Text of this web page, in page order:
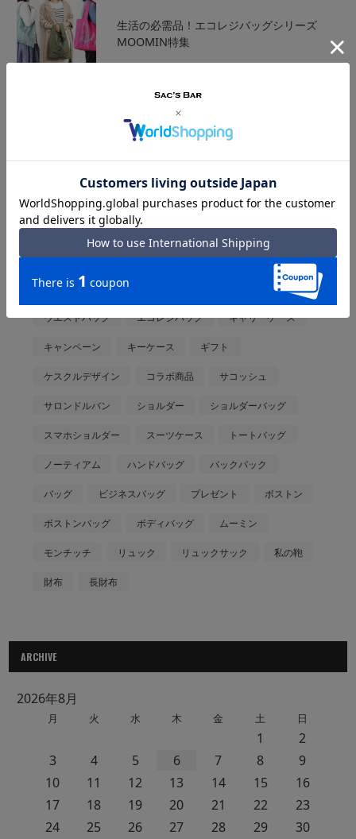
生活の必需品！エコレジバッグシリーズ
MOOMIN特集
TAG CLOUD
2wayショルダー 2WAYトート efffy
FICCEBRAVE HIGI kissora NAUGHTIAM
Orobianco Plug PORTER SALON de RUBAN
SMART PEOPLE
ウエストバッグ エコレジバッグ キャリーケース
キャンペーン キーケース ギフト
ケスクルデザイン コラボ商品 サコッシュ
サロンドルバン ショルダー ショルダーバッグ
スマホショルダー スーツケース トートバッグ
ノーティアム ハンドバッグ バックパック
バッグ ビジネスバッグ プレゼント ボストン
ボストンバッグ ボディバッグ ムーミン
モンチッチ リュック リュックサック 私の鞄
財布 長財布
ARCHIVE
2026年8月
月 火 水 木 金 土 日
1
2
3
4 5 6 7 8
9
10
11 12 13 14 15
16
17
18 19 20 21 22
23
24
25 26 27 28 29
30